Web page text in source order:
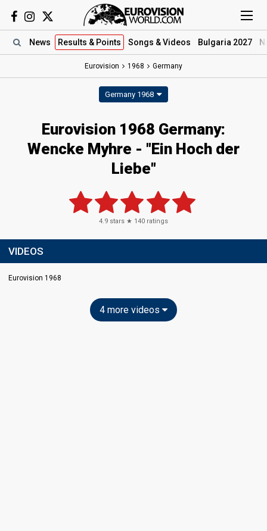
News Results & Points Songs & Videos Bulgaria 2027
Eurovision 1968 Germany
Germany 1968
Eurovision 1968 Germany:
Wencke Myhre - "Ein Hoch der
Liebe"
4.9 stars ★ 140 ratings
VIDEOS
Eurovision 1968
4 more videos